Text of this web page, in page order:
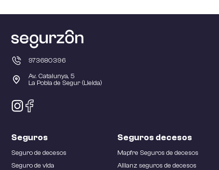
973680396
Av. Catalunya, 5
La Pobla de Segur (Lleida)
Seguros
Seguro de decesos
Seguro de vida
Seguros decesos
Mapfre Seguros de decesos
Allianz seguros de decesos